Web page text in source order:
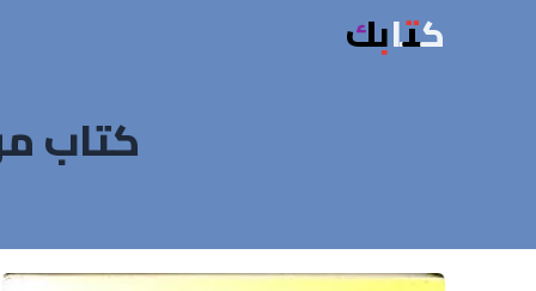
كتابك
كتاب